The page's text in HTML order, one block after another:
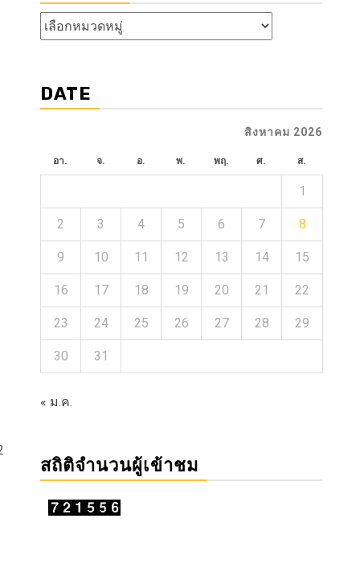
หัวข้อ
ข่าว
DATE
สิงหาคม 2026
อา. จ. อ. พ. พฤ. ศ. ส.
1
2 3 4 5 6 7 8
9 10 11 12 13 14 15
16 17 18 19 20 21 22
23 24 25 26 27 28 29
30 31
« ม.ค.
สถิติจำนวนผู้เข้าชม